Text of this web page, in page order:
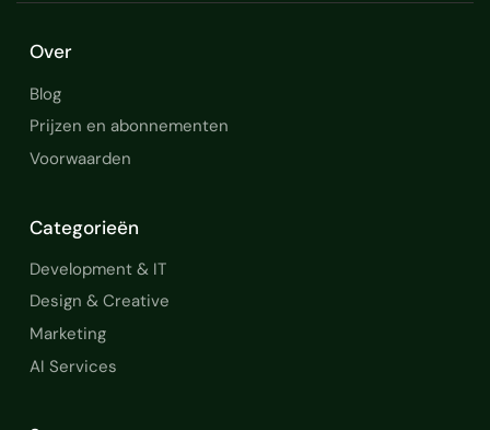
Over
Blog
Prijzen en abonnementen
Voorwaarden
Categorieën
Development & IT
Design & Creative
Marketing
AI Services